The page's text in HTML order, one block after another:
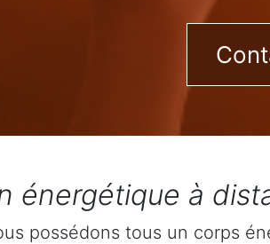
énergétique à
possédons tous un corps